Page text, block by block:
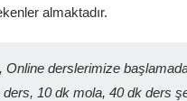
almaktadır.
Online derslerimize
10 dk mola, 40 dk ders